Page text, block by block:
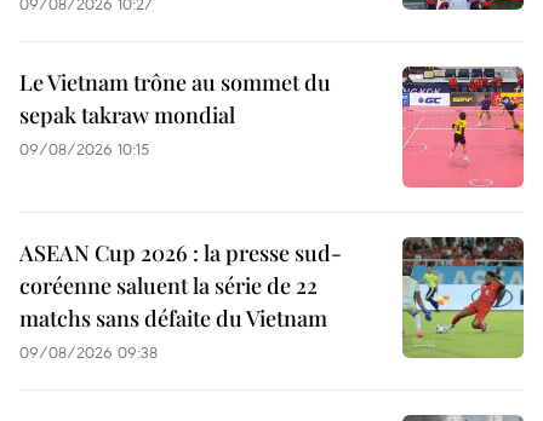
Le Vietnam trône au sommet du
sepak takraw mondial
09/08/2026 10:15
ASEAN Cup 2026 : la presse sud-
coréenne saluent la série de 22
matchs sans défaite du Vietnam
09/08/2026 09:38